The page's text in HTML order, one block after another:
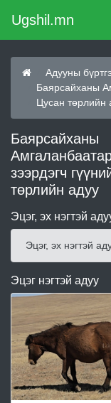
Ugshil.mn
Адууны
Баярсайханы
Цусан төрлийн
Баярсайханы
зээрдэгч
төрлийн адуу
Эцэг, эх нэгтэй
Эцэг, эх нэгтэй
Эцэг нэгтэй адуу